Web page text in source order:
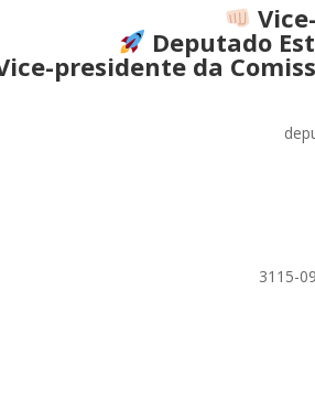
Deputado
presidente da
3115-